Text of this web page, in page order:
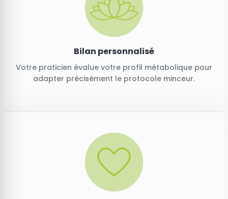
Bilan personnalisé
Votre praticien évalue votre profil métabolique pour
adapter précisément le protocole minceur.